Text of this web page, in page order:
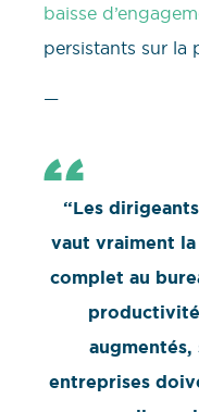
baisse
persistants sur la
—
“Les
vaut vraiment
complet au
entreprises